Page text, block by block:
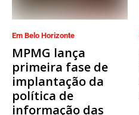
Em Belo Horizonte
MPMG lança
primeira fase de
implantação da
política de
informação das